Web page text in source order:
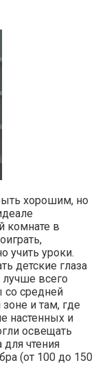
хорошим, но
комнате в
учить уроки.
детские глаза
всего
со средней
и там, где
настенных и
освещать
для чтения
(от 100 до 150